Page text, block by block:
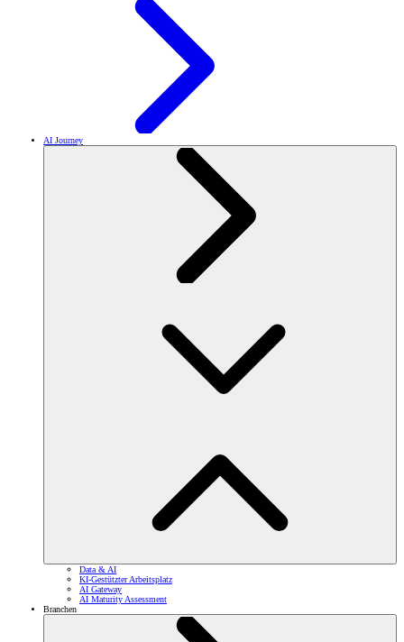
AI Journey
Data & AI
KI-Gestützter Arbeitsplatz
AI Gateway
AI Maturity Assessment
Branchen